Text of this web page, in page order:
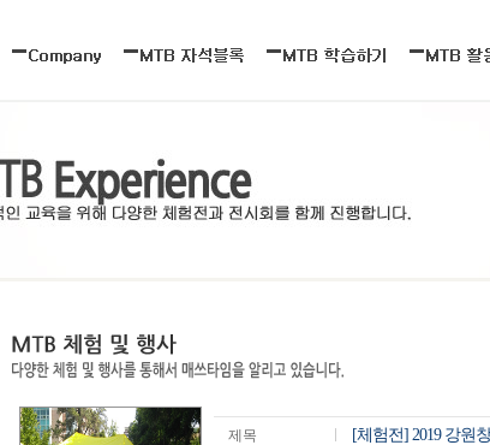
제목 [체험전] 2019 강원